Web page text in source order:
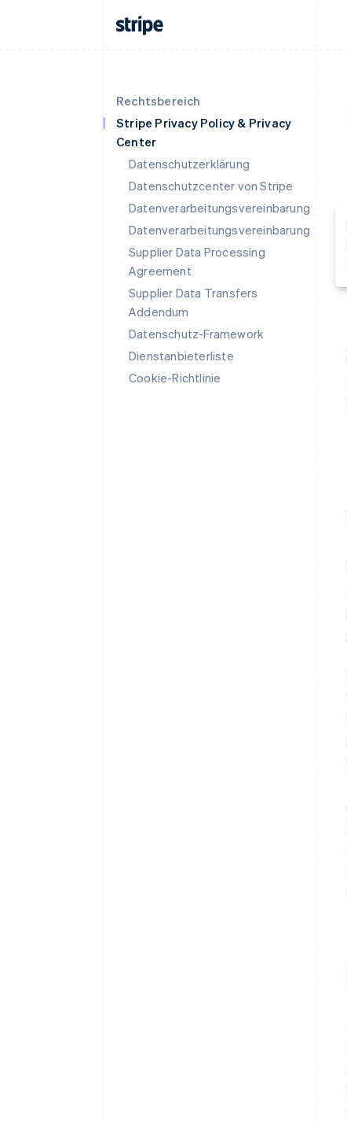
Rechtsbereich
Stripe Privacy Policy & Privacy
Center
Datenschutzerklärung
Datenschutzcenter von Stripe
Datenverarbeitungsvereinbarung
Datenverarbeitungsvereinbarung
Supplier Data Processing
Agreement
Supplier Data Transfers
Addendum
Datenschutz-Framework
Dienstanbieterliste
Cookie-Richtlinie